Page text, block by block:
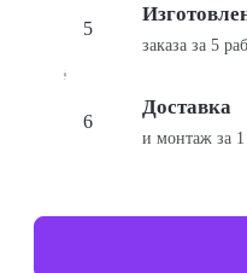
5
заказа за 5
6
Доставка
и монтаж за